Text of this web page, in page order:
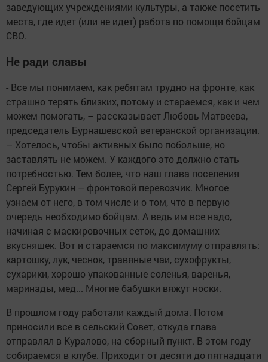
заведующих учреждениями культуры, а также посетить
места, где идет (или не идет) работа по помощи бойцам
СВО.
Не ради славы
- Все мы понимаем, как ребятам трудно на фронте, как
страшно терять близких, потому и стараемся, как и чем
можем помогать, – рассказывает Любовь Матвеева,
председатель Бурнашевской ветеранской организации.
– Хотелось, чтобы активных было побольше, но
заставлять не можем. У каждого это должно стать
потребностью. Тем более, что наш глава поселения
Сергей Бурукин – фронтовой перевозчик. Многое
узнаем от него, в том числе и о том, что в первую
очередь необходимо бойцам. А ведь им все надо,
начиная с маскировочных сеток, до домашних
вкусняшек. Вот и стараемся по максимуму отправлять:
картошку, лук, чеснок, травяные чаи, сухофрукты,
сухарики, хорошо упакованные соленья, варенья,
маринады, мед... Многие бабушки вяжут носки.
В прошлом году работали каждый дома. Потом
приносили все в сельский Совет, откуда глава
отправлял в Куралово, на сборный пункт. В этом году
собираемся в клубе. Приходит от десяти до пятнадцати